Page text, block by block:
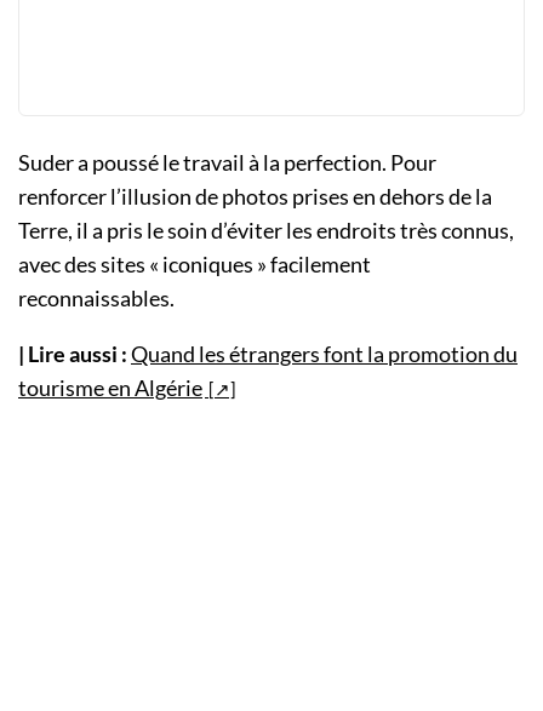
Suder a poussé le travail à la perfection. Pour
renforcer l’illusion de photos prises en dehors de la
Terre, il a pris le soin d’éviter les endroits très connus,
avec des sites « iconiques » facilement
reconnaissables.
| Lire aussi :Quand les étrangers font la promotion du
tourisme en Algérie